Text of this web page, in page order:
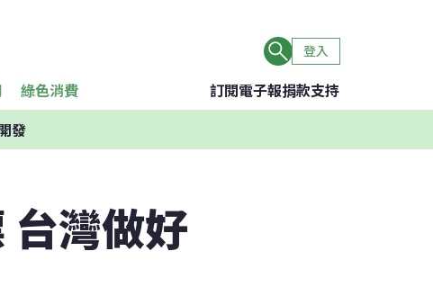
登入
綠色消費 訂閱電子報捐款支持
發
灣做好